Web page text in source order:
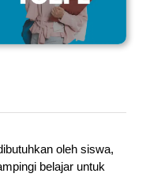
oleh siswa,
belajar untuk